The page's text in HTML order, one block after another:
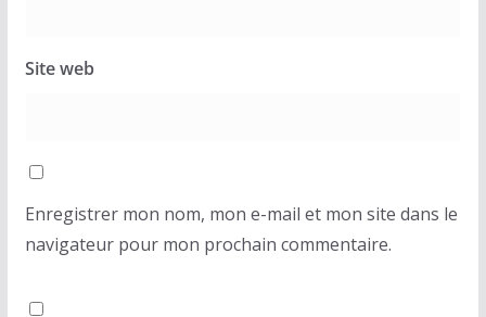
Site web
Enregistrer mon nom, mon e-mail et mon site dans le
navigateur pour mon prochain commentaire.